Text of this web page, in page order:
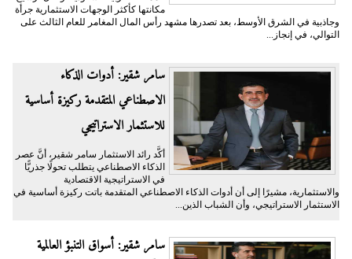
مكانتها كأكثر الوجهات الاستثمارية جرأة
وجاذبية في الشرق الأوسط، بعد تصدرها مشهد رأس المال المغامر للعام الثالث على
التوالي، في إنجاز...
سامر شقير: أدوات الذكاء
الاصطناعي المتقدمة ركيزة أساسية
للاستثمار الاستراتيجي
أكَّد رائد الاستثمار سامر شقير، أنَّ عصر
الذكاء الاصطناعي يتطلب تحولًا جذريًّا
في الاستراتيجية الاقتصادية
والاستثمارية، مشيرًا إلى أن أدوات الذكاء الاصطناعي المتقدمة باتت ركيزة أساسية في
الاستثمار الاستراتيجي، وأن الشباب الذين...
سامر شقير: أسواق التنبؤ العالمية